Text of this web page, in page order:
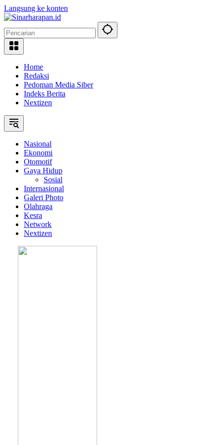
Langsung ke konten
Home
Redaksi
Pedoman Media Siber
Indeks Berita
Nextizen
Nasional
Ekonomi
Otomotif
Gaya Hidup
Sosial
Internasional
Galeri Photo
Olahraga
Kesra
Network
Nextizen